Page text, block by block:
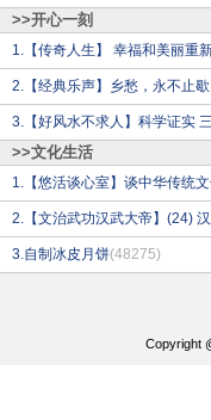
>>开心一刻
1.【传奇人生】 幸福和美丽重
2.【经典乐声】乡愁，永不止
3.【好风水不求人】科学证实
>>文化生活
1.【悠活谈心室】谈中华传统
2.【文治武功汉武大帝】(24)
3.自制冰皮月饼(48275)
Copyright
正體
©2021 甜瓜365 Melon365